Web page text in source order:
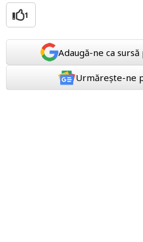
1
Adaugă-ne ca
Urmărește-ne